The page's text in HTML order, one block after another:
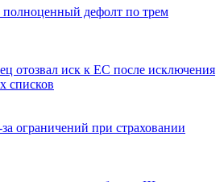
полноценный дефолт по трем
отозвал иск к ЕС после исключения
списков
ограничений при страховании